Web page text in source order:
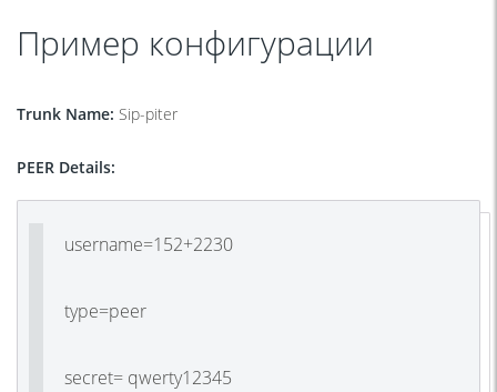
Пример конфигурации
Trunk Name: Sip-piter
PEER Details:
username=152+2230
type=peer
secret= qwerty12345